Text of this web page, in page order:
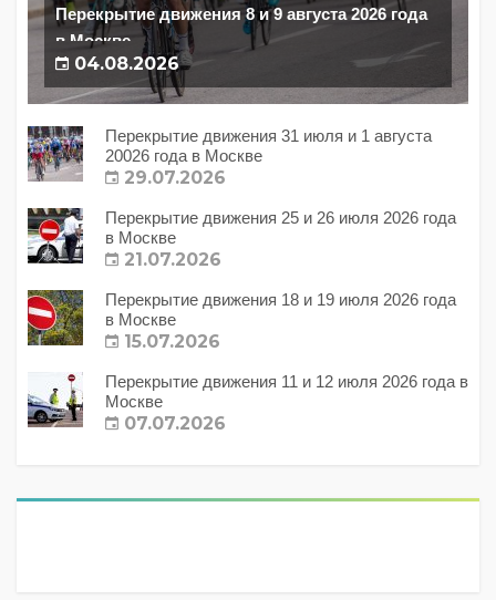
Перекрытие движения 8 и 9 августа 2026 года
в Москве
04.08.2026
Перекрытие движения 31 июля и 1 августа
20026 года в Москве
29.07.2026
Перекрытие движения 25 и 26 июля 2026 года
в Москве
21.07.2026
Перекрытие движения 18 и 19 июля 2026 года
в Москве
15.07.2026
Перекрытие движения 11 и 12 июля 2026 года в
Москве
07.07.2026